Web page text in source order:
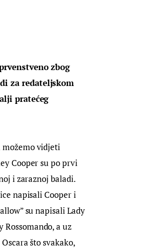
zbog
za redateljskom
pratećeg
možemo vidjeti
Cooper su po prvi
i zaraznoj baladi.
napisali Cooper i
su napisali Lady
a uz
što svakako,